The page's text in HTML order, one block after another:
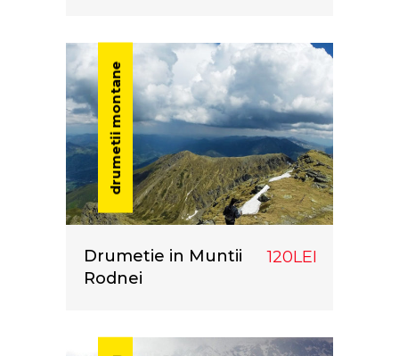
Drumetie in Muntii
Rodnei
120LEI
drumetii montane